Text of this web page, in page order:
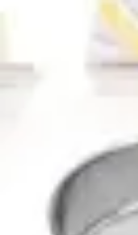
Recettes et Astuces
Équipement